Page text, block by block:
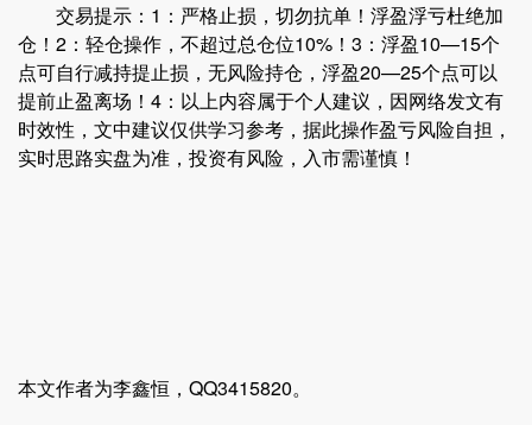
交易提示：1：严格止损，切勿抗单！浮盈浮亏杜绝加
仓！2：轻仓操作，不超过总仓位10%！3：浮盈10—15个
点可自行减持提止损，无风险持仓，浮盈20—25个点可以
提前止盈离场！4：以上内容属于个人建议，因网络发文有
时效性，文中建议仅供学习参考，据此操作盈亏风险自担，
实时思路实盘为准，投资有风险，入市需谨慎！
本文作者为李鑫恒，QQ3415820。